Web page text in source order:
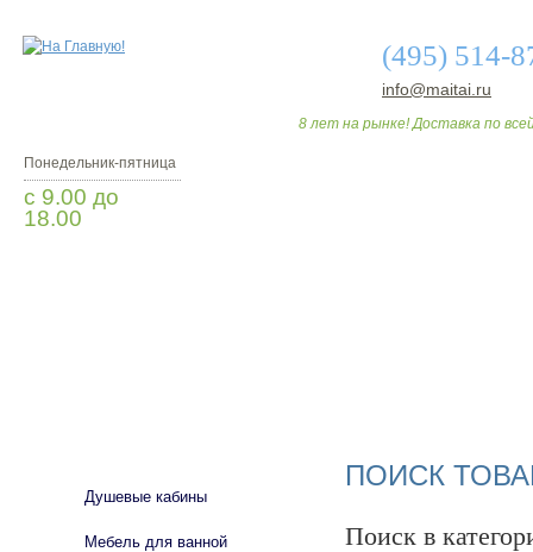
(495) 514-
info@maitai.ru
8 лет на рынке! Доставка по
Понедельник-пятница
с 9.00 до
18.00
ПОИСК
Поиск в
Душевые кабины
Мебель для ванной